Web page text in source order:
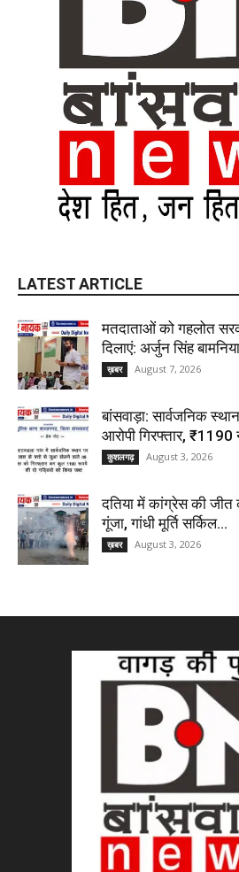
LATEST ARTICLE
मतदाताओं को गहलोत
दिलाएं: अर्जुन सिंह बामनिया
ख़बर August 7, 2026
बांसवाड़ा: सार्वजनिक
आरोपी गिरफ्तार,
कुशलगढ़ August 3, 2026
दतिया में कांग्रेस की जीत
गूंजा, गांधी मूर्ति सर्किल...
ख़बर August 3, 2026